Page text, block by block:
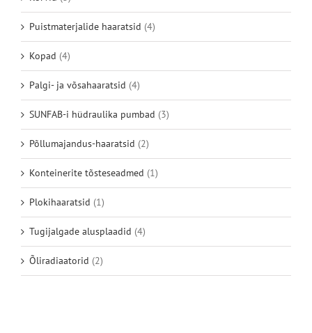
Puistmaterjalide haaratsid (4)
Kopad (4)
Palgi- ja võsahaaratsid (4)
SUNFAB-i hüdraulika pumbad (3)
Põllumajandus-haaratsid (2)
Konteinerite tõsteseadmed (1)
Plokihaaratsid (1)
Tugijalgade alusplaadid (4)
Õliradiaatorid (2)